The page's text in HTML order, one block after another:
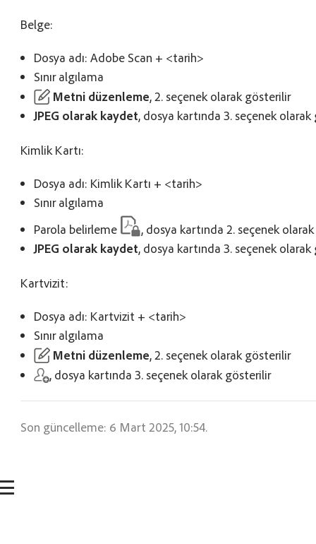
Belge:
Dosya adı: Adobe Scan + <tarih>
Sınır algılama
Metni düzenleme, 2. seçenek olarak gösterilir
JPEG olarak kaydet, dosya kartında 3. seçenek
Kimlik Kartı:
Dosya adı: Kimlik Kartı + <tarih>
Sınır algılama
Parola belirleme
, dosya kartında 2. seçenek
JPEG olarak kaydet, dosya kartında 3. seçenek
Kartvizit:
Dosya adı: Kartvizit + <tarih>
Sınır algılama
Metni düzenleme, 2. seçenek olarak gösterilir
, dosya kartında 3. seçenek olarak gösterilir
Son güncelleme: 6 Mart 2025, 10:54.